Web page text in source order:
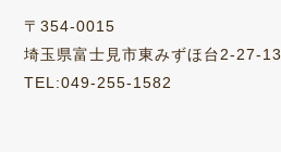
〒354-0015
埼玉県富士見市東みずほ台2-27-13
TEL:049-255-1582